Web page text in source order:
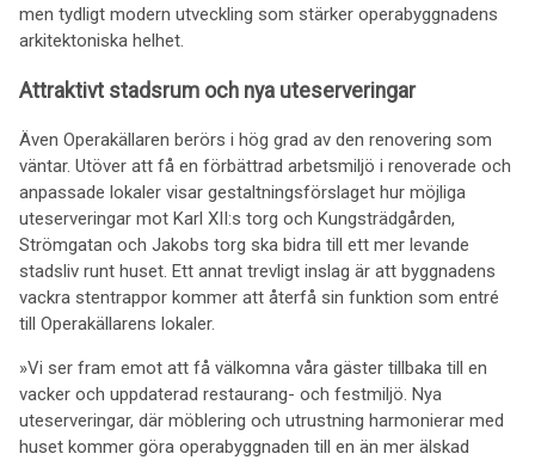
men tydligt modern utveckling som stärker operabyggnadens
arkitektoniska helhet.
Attraktivt stadsrum och nya uteserveringar
Även Operakällaren berörs i hög grad av den renovering som
väntar. Utöver att få en förbättrad arbetsmiljö i renoverade och
anpassade lokaler visar gestaltningsförslaget hur möjliga
uteserveringar mot Karl XII:s torg och Kungsträdgården,
Strömgatan och Jakobs torg ska bidra till ett mer levande
stadsliv runt huset. Ett annat trevligt inslag är att byggnadens
vackra stentrappor kommer att återfå sin funktion som entré
till Operakällarens lokaler.
»Vi ser fram emot att få välkomna våra gäster tillbaka till en
vacker och uppdaterad restaurang- och festmiljö. Nya
uteserveringar, där möblering och utrustning harmonierar med
huset kommer göra operabyggnaden till en än mer älskad